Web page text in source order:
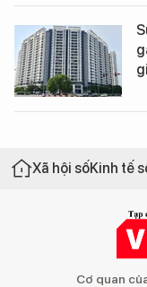
Xã hội sốKinh tế
Cơ quan